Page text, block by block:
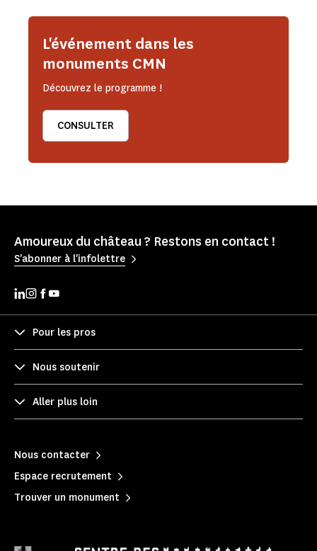
L'événement dans les
monuments CMN
Découvrez le programme !
CONSULTER
Amoureux du château ? Restons en contact !
S'abonner à l'infolettre
Pour les pros
Nous soutenir
Aller plus loin
Nous contacter
Espace recrutement
Trouver un monument